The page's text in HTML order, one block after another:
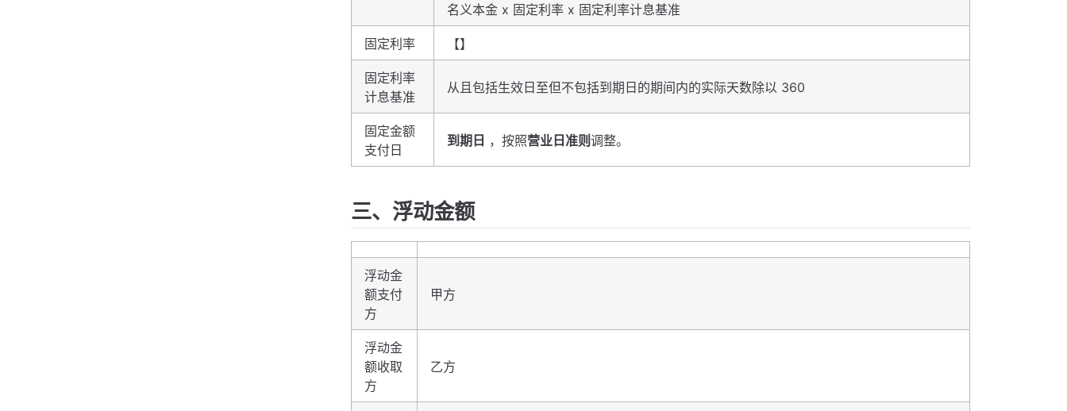
名义本金 x 固定利率 x 固定利率计息基准
固定利率 【】
固定利率
计息基准
从且包括生效日至但不包括到期日的期间内的实际天数除以 360
固定金额
支付日
到期日 ，按照营业日准则调整。
三、浮动金额
浮动金
额支付
方
甲方
浮动金
额收取
方
乙方